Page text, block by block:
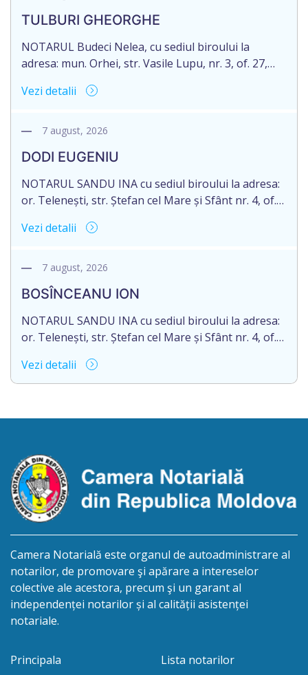
2007040006216. Eliberarea certificatului de
moștenitor este planificată în prealabil pentru […]
TULBURI GHEORGHE
NOTARUL Budeci Nelea, cu sediul biroului la
adresa: mun. Orhei, str. Vasile Lupu, nr. 3, of. 27,
în urma decesului cet. TULBURI GHEORGHE,
decedat/ă la 16 mai 2026. Eliberarea certificatului de
de 16.05.2027 termenul de opțiune pentru
acceptarea […]
Vezi detalii
7 august, 2026
DODI EUGENIU
NOTARUL SANDU INA cu sediul biroului la adresa:
or. Telenești, str. Ștefan cel Mare și Sfânt nr. 4, of.
succesorale în urma decesului cet. DODI EUGENIU,
2003035009604, decedat/ă la data de 12.01.2026
/doisprezece ianuarie anul două mii douăzeci și
șase/. Eliberarea certificatului de moștenitor este
[…]
Vezi detalii
7 august, 2026
BOSÎNCEANU ION
NOTARUL SANDU INA cu sediul biroului la adresa:
or. Telenești, str. Ștefan cel Mare și Sfânt nr. 4, of.
succesorale în urma decesului cet. BOSÎNCEANU
ION, născut/ă la 21.07.1980, cod personal
/cincisprezece mai anul două mii douăzeci și unu/.
Vezi detalii
Camera Notarială este organul de autoadministrare al
notarilor, de promovare şi apărare a intereselor
colective ale acestora, precum şi un garant al
independenței notarilor și al calității asistenței
notariale.
Principala
Lista notarilor